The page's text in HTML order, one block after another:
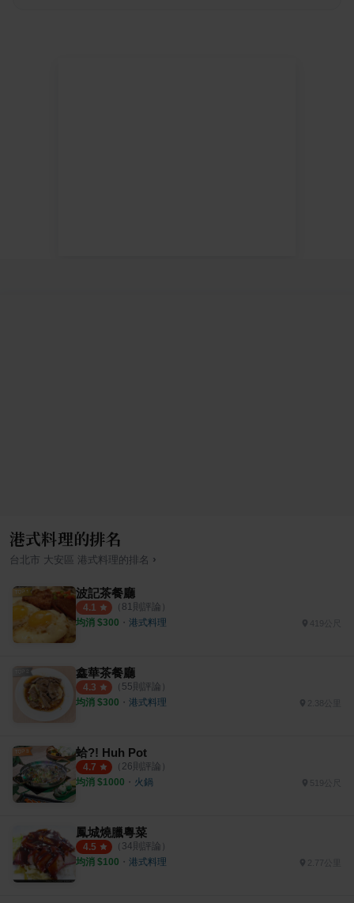
港式料理的排名
台北市 大安區 港式料理的排名 ›
波記茶餐廳
4.1 （ 81則評論）
均消 $300 ・ 港式料理 419公尺
鑫華茶餐廳
4.3 （ 55則評論）
均消 $300 ・ 港式料理
蛤?! Huh Pot
4.7 （ 26則評論）
均消 $1000 ・ 火鍋 519公尺
鳳城燒臘粵菜
4.5 （ 34則評論）
均消 $100 ・ 港式料理